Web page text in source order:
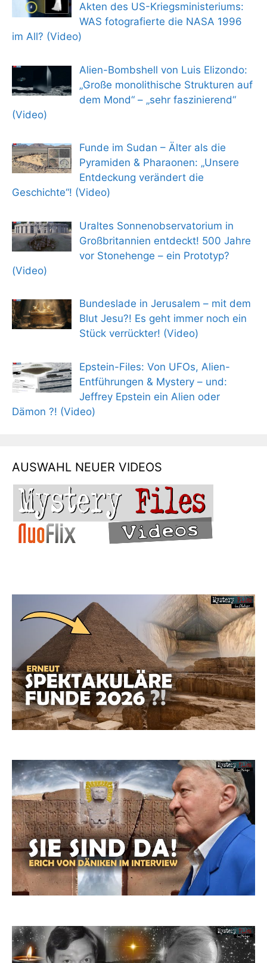
Akten des US-Kriegsministeriums:
WAS fotografierte die NASA 1996
im All? (Video)
Alien-Bombshell von Luis Elizondo:
„Große monolithische Strukturen auf
dem Mond“ – „sehr faszinierend“
(Video)
Funde im Sudan – Älter als die
Pyramiden & Pharaonen: „Unsere
Entdeckung verändert die
Geschichte“! (Video)
Uraltes Sonnenobservatorium in
Großbritannien entdeckt! 500 Jahre
vor Stonehenge – ein Prototyp?
(Video)
Bundeslade in Jerusalem – mit dem
Blut Jesu?! Es geht immer noch ein
Stück verrückter! (Video)
Epstein-Files: Von UFOs, Alien-
Entführungen & Mystery – und:
Jeffrey Epstein ein Alien oder
Dämon ?! (Video)
AUSWAHL NEUER VIDEOS